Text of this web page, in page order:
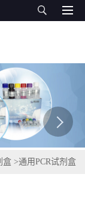
盒 >通用PCR试剂盒